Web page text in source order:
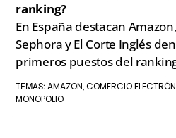
ranking?
En España destacan
Sephora y El Corte Inglés
primeros puestos del
TEMAS:AMAZON,COMERCIO
MONOPOLIO